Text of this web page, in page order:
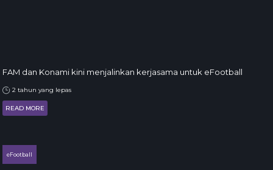
FAM dan Konami kini menjalinkan kerjasama untuk eFootball
2 tahun yang lepas
READ MORE
eFootball